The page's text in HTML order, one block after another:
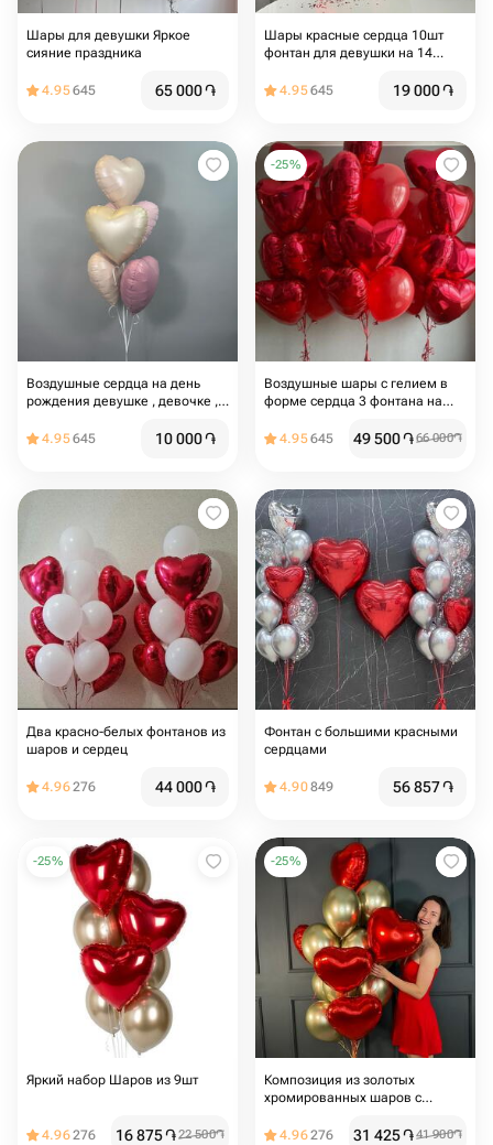
Шары для девушки Яркое
сияние праздника
4.95645 65 000֏
Шары красные сердца 10шт
фонтан для девушки на 14
4.95645 19 000֏
Воздушные сердца на день
рождения девушке , девочке ,
для влюбленных ,на свадьбу
4.95645 10 000֏
-25%
Воздушные шары с гелием в
форме сердца 3 фонтана на
4.95645 49 500֏66 000֏
Два красно-белых фонтанов из
шаров и сердец
4.96276 44 000֏
Фонтан с большими красными
сердцами
4.90849 56 857֏
-25%
Яркий набор Шаров из 9шт
4.96276 16 875֏22 500֏
-25%
Композиция из золотых
хромированных шаров с
4.96276 31 425֏41 900֏